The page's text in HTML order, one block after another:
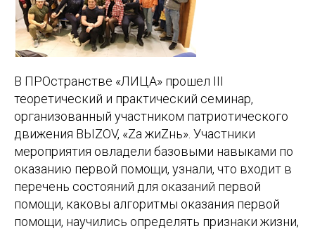
В ПРОстранстве «ЛИЦА» прошел III
теоретический и практический семинар,
организованный участником патриотического
движения ВЫZOV, «Za жиZнь». Участники
мероприятия овладели базовыми навыками по
оказанию первой помощи, узнали, что входит в
перечень состояний для оказаний первой
помощи, каковы алгоритмы оказания первой
помощи, научились определять признаки жизни,